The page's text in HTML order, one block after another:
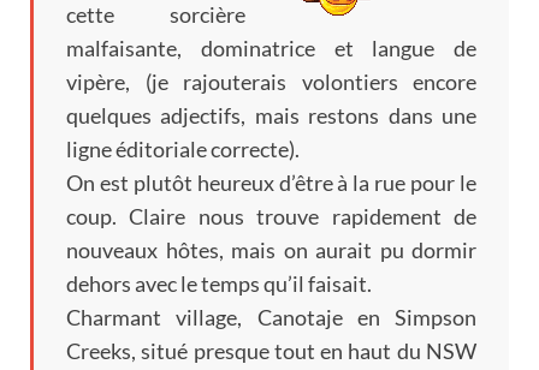
cette sorcière
malfaisante, dominatrice et langue de
vipère, (je rajouterais volontiers encore
quelques adjectifs, mais restons dans une
ligne éditoriale correcte).
On est plutôt heureux d’être à la rue pour le
coup.Claire nous trouve rapidement de
nouveaux hôtes, mais on aurait pu dormir
dehors avec le temps qu’il faisait.
Charmant village, Canotaje en Simpson
Creeks,situé presque tout en haut du NSW